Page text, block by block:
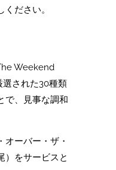
ださい。
Weekend
された30種類
で、見事な調和
ーバー・ザ・
）をサービスと